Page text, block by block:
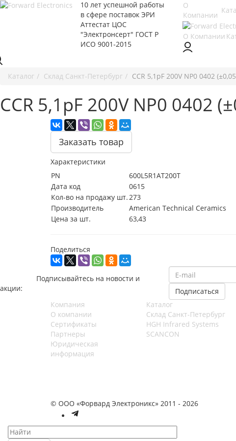
10 лет успешной работы
в сфере поставок ЭРИ
Аттестат ЦОС
"Электронсерт" ГОСТ Р
ИСО 9001-2015
О
Компании
О Компании
Каталог Cклад Санкт-Петербург CCR 5,1pF 200V NP0 0402
CCR 5,1pF 200V NP0 0402
Заказать товар
Характеристики
PN
600L5R1AT200T
Дата код
0615
Кол-во на продажу шт.273
Производитель
American Technical Ceramics
Цена за шт.
63,43
Поделиться
Подписывайтесь на новости и
акции:
Компания
О компании
Сертификаты
Партнеры
Юридическая
информация
Каталог
Cклад Санкт-Петербург
HGH Infrared Systems
SCANCON
© ООО «Форвард Электроникс» 2011 - 2026